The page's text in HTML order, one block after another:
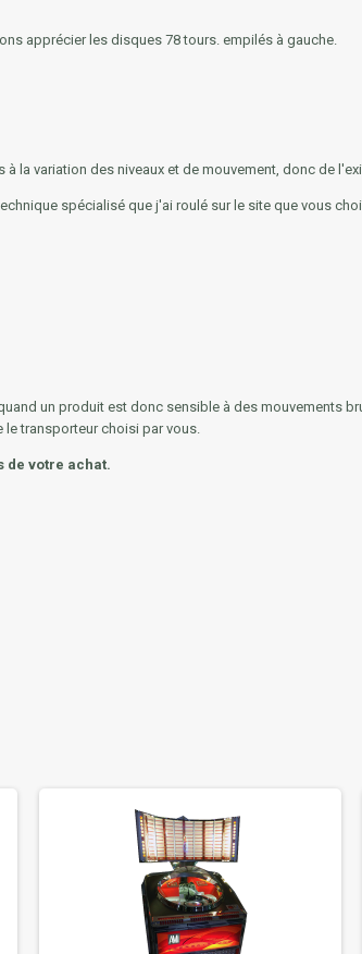
apprécier les disques 78 tours. empilés à gauche.
la variation des niveaux et de mouvement, donc de
spécialisé que j'ai roulé sur le site que vous
un produit est donc sensible à des mouvements
le transporteur choisi par vous.
de votre achat.